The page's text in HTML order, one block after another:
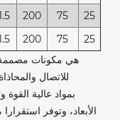
200 75
25
200 75
25
هي مكونات
للاتصال
الأبعاد، وتوفر